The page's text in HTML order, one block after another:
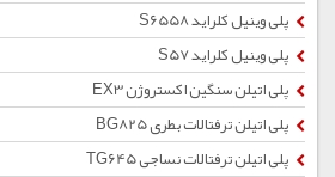
پلی وینیل کلراید S6558
پلی وینیل کلراید S57
پلی اتیلن سنگین اکستروژن EX3
پلی اتیلن ترفتالات بطری BG825
پلی اتیلن ترفتالات نساجی TG645